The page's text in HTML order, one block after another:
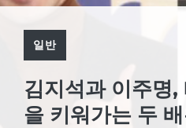
일반
김지석과 이주명
을 키워가는 두